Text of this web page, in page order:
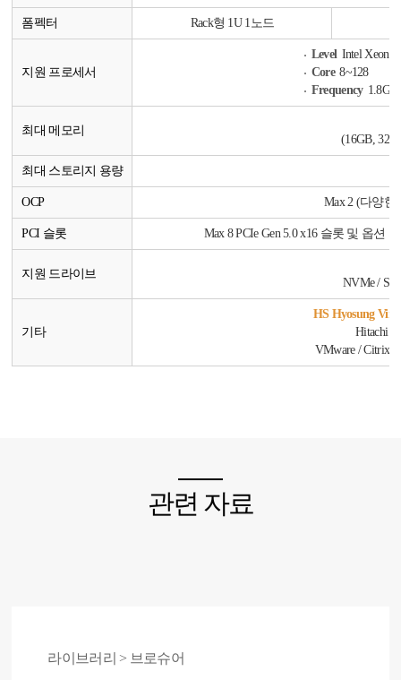
폼펙터 Rack형 1U 1노드
지원 프로세서
Level Intel Xeon
Core 8~128
Frequency
최대 메모리
(16GB,
최대 스토리지 용량
OCP Max 2 (다양한
PCI 슬롯 Max 8 PCIe Gen 5.0 x16 슬롯 및 옵션
지원 드라이브
NVMe /
기타
HS Hyosung
Hitachi
VMware / Citrix
관련 자료
라이브러리 > 브로슈어